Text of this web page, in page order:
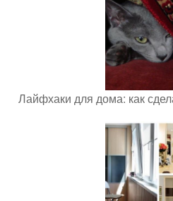
Лайфхаки для дома: как